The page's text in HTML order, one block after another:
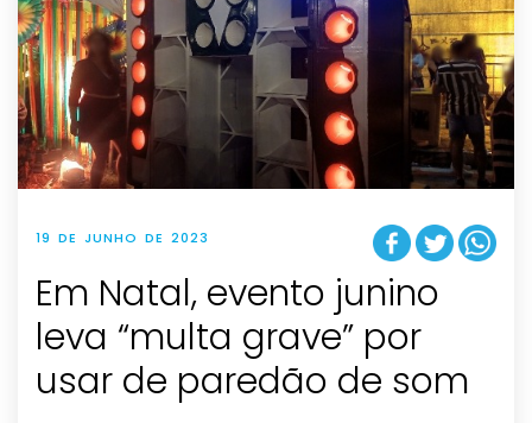
19 DE JUNHO DE 2023
Em Natal, evento junino
leva “multa grave” por
usar de paredão de som